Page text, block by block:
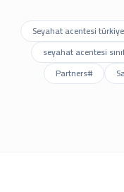
Seyahat acentesi türkiye
seyahat acentesi
#
Partners